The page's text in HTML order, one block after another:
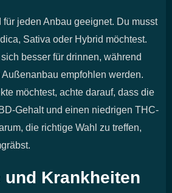
jeden Anbau geeignet. Du musst
Sativa oder Hybrid möchtest.
besser für drinnen, während
empfohlen werden.
möchtest, achte darauf, dass die
Gehalt und einen niedrigen THC-
die richtige Wahl zu treffen,
und Krankheiten